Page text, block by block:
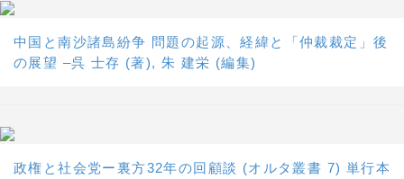
中国と南沙諸島紛争 問題の起源、経緯と「仲裁裁定」後
の展望 –呉 士存 (著), 朱 建栄 (編集)
政権と社会党ー裏方32年の回顧談 (オルタ叢書 7) 単行本